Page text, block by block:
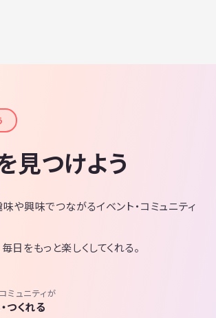
見つけよう
や興味でつながるイベント・コミュニティ
日をもっと楽しくしてくれる。
ミュニティが
つくれる